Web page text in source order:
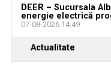
DEER – Sucursala
energie electrică
07-08-2026 14:49
Actualitate